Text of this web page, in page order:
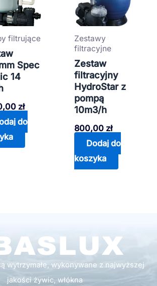
filtrujące
Spec
14
zł
do
Zestawy
filtracyjne
Zestaw
filtracyjny
HydroStar z
pompą
10m3/h
800,00 zł
Dodaj do
koszyka
wytrzymałe, wykonywane z najwyższej
jakości żywic, włókna